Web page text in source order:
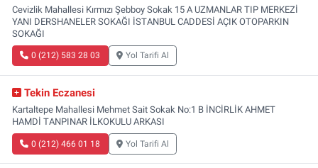
Cevizlik Mahallesi Kırmızı Şebboy Sokak 15 A UZMANLAR TIP MERKEZİ
YANI DERSHANELER SOKAĞI İSTANBUL CADDESİ AÇIK OTOPARKIN
SOKAĞI
0 (212) 583 28 03 Yol Tarifi Al
Tekin Eczanesi
Kartaltepe Mahallesi Mehmet Sait Sokak No:1 B İNCİRLİK AHMET
HAMDİ TANPINAR İLKOKULU ARKASI
0 (212) 466 01 18 Yol Tarifi Al